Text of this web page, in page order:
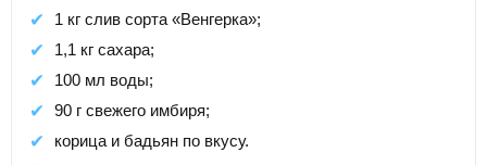
1 кг слив сорта «Венгерка»;
1,1 кг сахара;
100 мл воды;
90 г свежего имбиря;
корица и бадьян по вкусу.